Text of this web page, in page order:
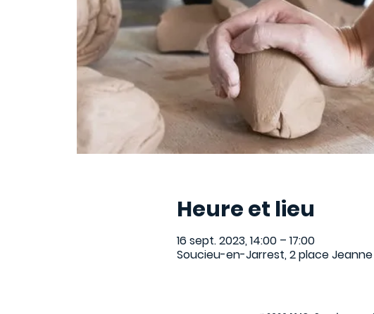
Heure et lieu
16 sept. 2023, 14:00 – 17:00
Soucieu-en-Jarrest, 2 place